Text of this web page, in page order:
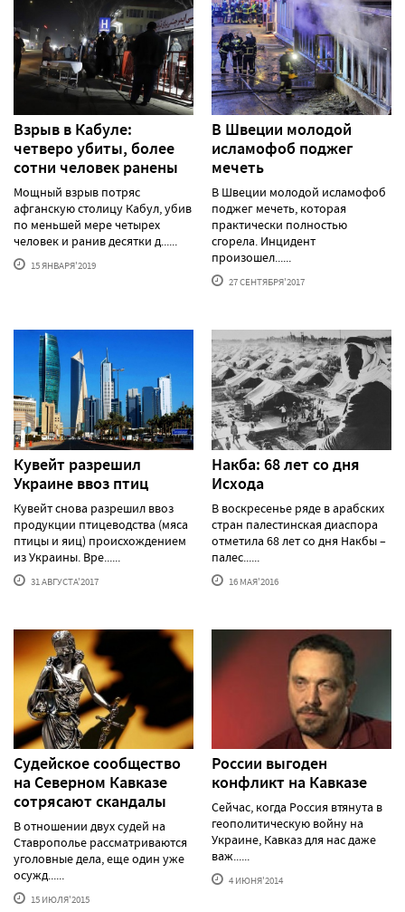
Взрыв в Кабуле:
четверо убиты, более
сотни человек ранены
Мощный взрыв потряс
афганскую столицу Кабул, убив
по меньшей мере четырех
человек и ранив десятки д......
15 ЯНВАРЯ'2019
В Швеции молодой
исламофоб поджег
мечеть
В Швеции молодой исламофоб
поджег мечеть, которая
практически полностью
сгорела. Инцидент
произошел......
27 СЕНТЯБРЯ'2017
Кувейт разрешил
Украине ввоз птиц
Кувейт снова разрешил ввоз
продукции птицеводства (мяса
птицы и яиц) происхождением
из Украины. Вре......
31 АВГУСТА'2017
Накба: 68 лет со дня
Исхода
В воскресенье ряде в арабских
стран палестинская диаспора
отметила 68 лет со дня Накбы –
палес......
16 МАЯ'2016
Судейское сообщество
на Северном Кавказе
сотрясают скандалы
В отношении двух судей на
Ставрополье рассматриваются
уголовные дела, еще один уже
осужд......
15 ИЮЛЯ'2015
России выгоден
конфликт на Кавказе
Сейчас, когда Россия втянута в
геополитическую войну на
Украине, Кавказ для нас даже
важ......
4 ИЮНЯ'2014